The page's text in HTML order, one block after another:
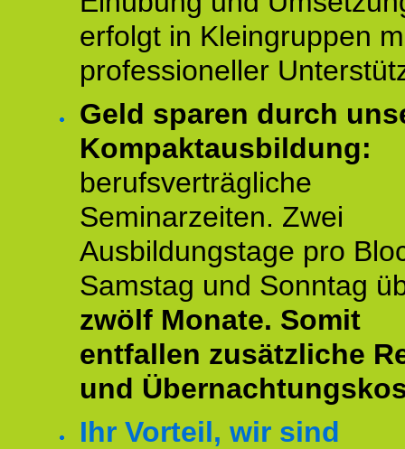
erfolgt in Kleingruppen
professioneller
Geld sparen durch
Kompaktausbildung:
berufsverträgliche
Seminarzeiten. Zwei
Ausbildungstage pro
Samstag und Sonntag
zwölf Monate. Somit
entfallen zusätzliche
und
Ihr Vorteil, wir sind